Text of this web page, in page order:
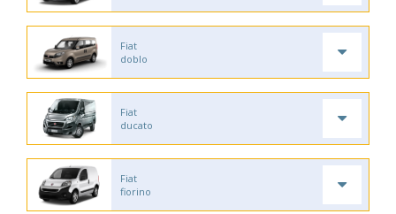
Fiat
doblo
Fiat
ducato
Fiat
fiorino